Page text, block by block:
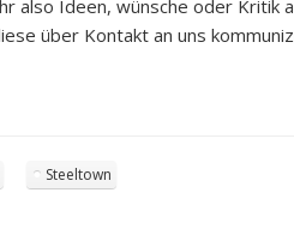
also Ideen, wünsche oder Kritik
über Kontakt an uns
Steeltown